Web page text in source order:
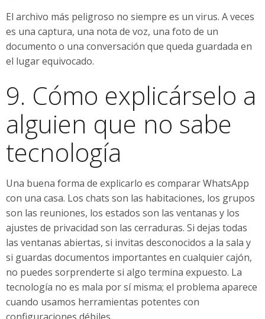
El archivo más peligroso no siempre es un virus. A veces
es una captura, una nota de voz, una foto de un
documento o una conversación que queda guardada en
el lugar equivocado.
9. Cómo explicárselo a
alguien que no sabe
tecnología
Una buena forma de explicarlo es comparar WhatsApp
con una casa. Los chats son las habitaciones, los grupos
son las reuniones, los estados son las ventanas y los
ajustes de privacidad son las cerraduras. Si dejas todas
las ventanas abiertas, si invitas desconocidos a la sala y
si guardas documentos importantes en cualquier cajón,
no puedes sorprenderte si algo termina expuesto. La
tecnología no es mala por sí misma; el problema aparece
cuando usamos herramientas potentes con